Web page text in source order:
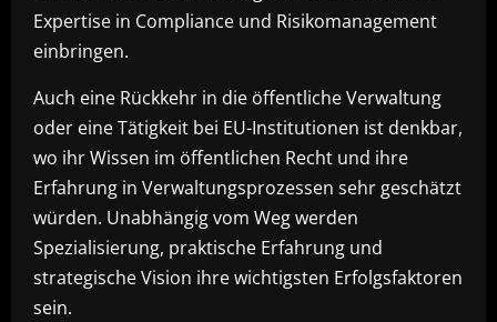
Expertise in Compliance und Risikomanagement
einbringen.
Auch eine Rückkehr in die öffentliche Verwaltung
oder eine Tätigkeit bei EU-Institutionen ist denkbar,
wo ihr Wissen im öffentlichen Recht und ihre
Erfahrung in Verwaltungsprozessen sehr geschätzt
würden. Unabhängig vom Weg werden
Spezialisierung, praktische Erfahrung und
strategische Vision ihre wichtigsten Erfolgsfaktoren
sein.